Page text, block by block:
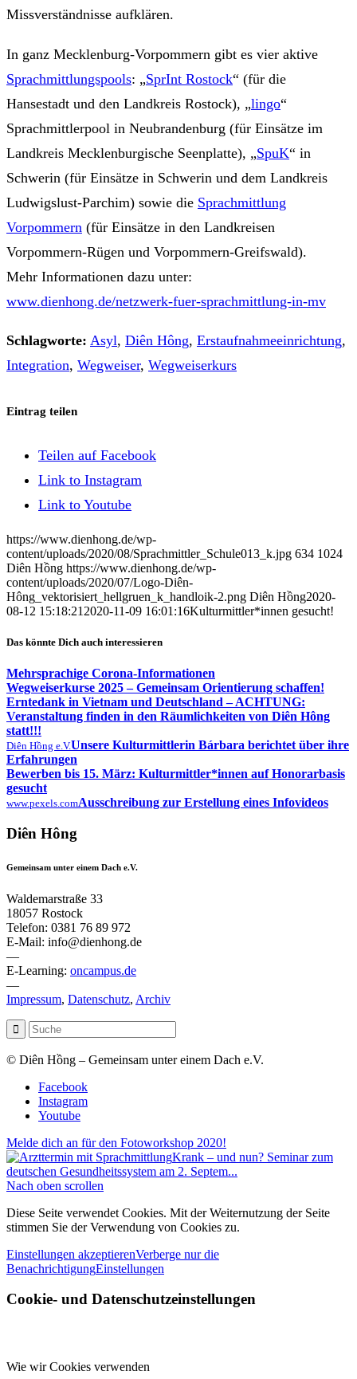
Missverständnisse aufklären.
In ganz Mecklenburg-Vorpommern gibt es vier aktive
Sprachmittlungspools: „SprInt Rostock“ (für die
Hansestadt und den Landkreis Rostock), „lingo“
Sprachmittlerpool in Neubrandenburg (für Einsätze im
Landkreis Mecklenburgische Seenplatte), „SpuK“ in
Schwerin (für Einsätze in Schwerin und dem Landkreis
Ludwigslust-Parchim) sowie die Sprachmittlung
Vorpommern (für Einsätze in den Landkreisen
Vorpommern-Rügen und Vorpommern-Greifswald).
Mehr Informationen dazu unter:
www.dienhong.de/netzwerk-fuer-sprachmittlung-in-mv
Schlagworte: Asyl, Diên Hông, Erstaufnahmeeinrichtung,
Integration, Wegweiser, Wegweiserkurs
Eintrag teilen
Teilen auf Facebook
Link to Instagram
Link to Youtube
https://www.dienhong.de/wp-
content/uploads/2020/08/Sprachmittler_Schule013_k.jpg 634 1024
Diên Hồng https://www.dienhong.de/wp-
content/uploads/2020/07/Logo-Diên-
Hông_vektorisiert_hellgruen_k_handloik-2.png Diên Hồng2020-
08-12 15:18:21 2020-11-09 16:01:16Kulturmittler*innen gesucht!
Das könnte Dich auch interessieren
Mehrsprachige Corona-Informationen
Wegweiserkurse 2025 – Gemeinsam Orientierung schaffen!
Erntedank in Vietnam und Deutschland – ACHTUNG:
Veranstaltung finden in den Räumlichkeiten von Diên Hông
statt!!!
Diên Hồng e.V.Unsere Kulturmittlerin Bárbara berichtet über ihre
Erfahrungen
Bewerben bis 15. März: Kulturmittler*innen auf Honorarbasis
gesucht
www.pexels.comAusschreibung zur Erstellung eines Infovideos
Diên Hông
Gemeinsam unter einem Dach e.V.
Waldemarstraße 33
18057 Rostock
Telefon: 0381 76 89 972
E-Mail: info@dienhong.de
—
E-Learning: oncampus.de
—
Impressum, Datenschutz, Archiv
© Diên Hồng – Gemeinsam unter einem Dach e.V.
Facebook
Instagram
Youtube
Melde dich an für den Fotoworkshop 2020!
Krank – und nun? Seminar zum
deutschen Gesundheitssystem am 2. Septem...
Nach oben scrollen
Diese Seite verwendet Cookies. Mit der Weiternutzung der Seite
stimmen Sie der Verwendung von Cookies zu.
Einstellungen akzeptierenVerberge nur die
BenachrichtigungEinstellungen
Cookie- und Datenschutzeinstellungen
Wie wir Cookies verwenden